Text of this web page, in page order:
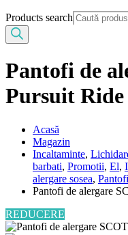
Products search
Pantofi de
Pursuit
Acasă
Magazin
Incaltaminte,
barbati, Promotii, El,
alergare sosea,
Pantofi de alergare
REDUCERE